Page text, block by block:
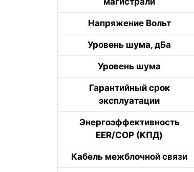
Напряжение Вольт
Уровень шума, дБа
Уровень шума
Гарантийный срок
эксплуатации
Энергоэффективность
EER/COP (КПД)
Кабель межблочной связи